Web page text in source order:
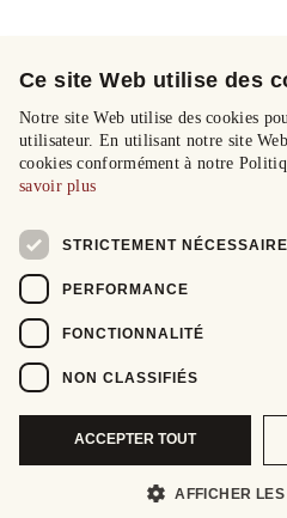
Ce site Web utilise des
Notre site Web utilise des cookies
utilisateur. En utilisant notre site
cookies conformément à notre
savoir plus
STRICTEMENT
PERFORMANCE
FONCTIONNALITÉ
NON CLASSIFIÉS
ACCEPTER TOUT
AFFICHER